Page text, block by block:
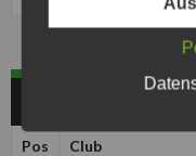
Pos Club